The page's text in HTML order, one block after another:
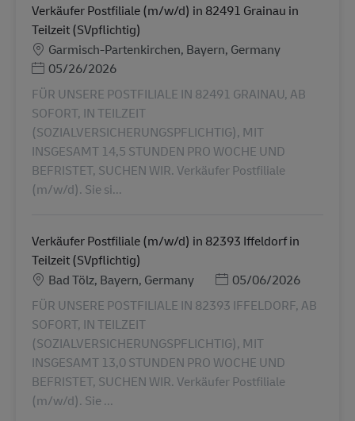
Verkäufer Postfiliale (m/w/d) in 82491 Grainau in
Teilzeit (SVpflichtig)
地點Garmisch-Partenkirchen, Bayern, Germany
Posted Date
05/26/2026
FÜR UNSERE POSTFILIALE IN 82491 GRAINAU, AB
SOFORT, IN TEILZEIT
(SOZIALVERSICHERUNGSPFLICHTIG), MIT
INSGESAMT 14,5 STUNDEN PRO WOCHE UND
BEFRISTET, SUCHEN WIR. Verkäufer Postfiliale
(m/w/d). Sie si...
Verkäufer Postfiliale (m/w/d) in 82393 Iffeldorf in
Teilzeit (SVpflichtig)
地點Bad Tölz, Bayern, Germany Posted Date
05/06/2026
FÜR UNSERE POSTFILIALE IN 82393 IFFELDORF, AB
SOFORT, IN TEILZEIT
(SOZIALVERSICHERUNGSPFLICHTIG), MIT
INSGESAMT 13,0 STUNDEN PRO WOCHE UND
BEFRISTET, SUCHEN WIR. Verkäufer Postfiliale
(m/w/d). Sie ...